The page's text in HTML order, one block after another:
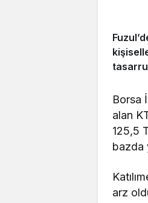
Borsa
alan
125,5
bazda
arz